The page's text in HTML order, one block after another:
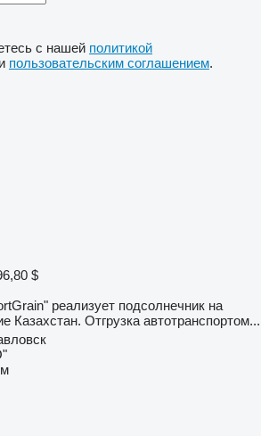
с нашей политикой
и пользовательским соглашением.
$
реализует подсолнечник на
Казахстан. Отгрузка автотранспортом...